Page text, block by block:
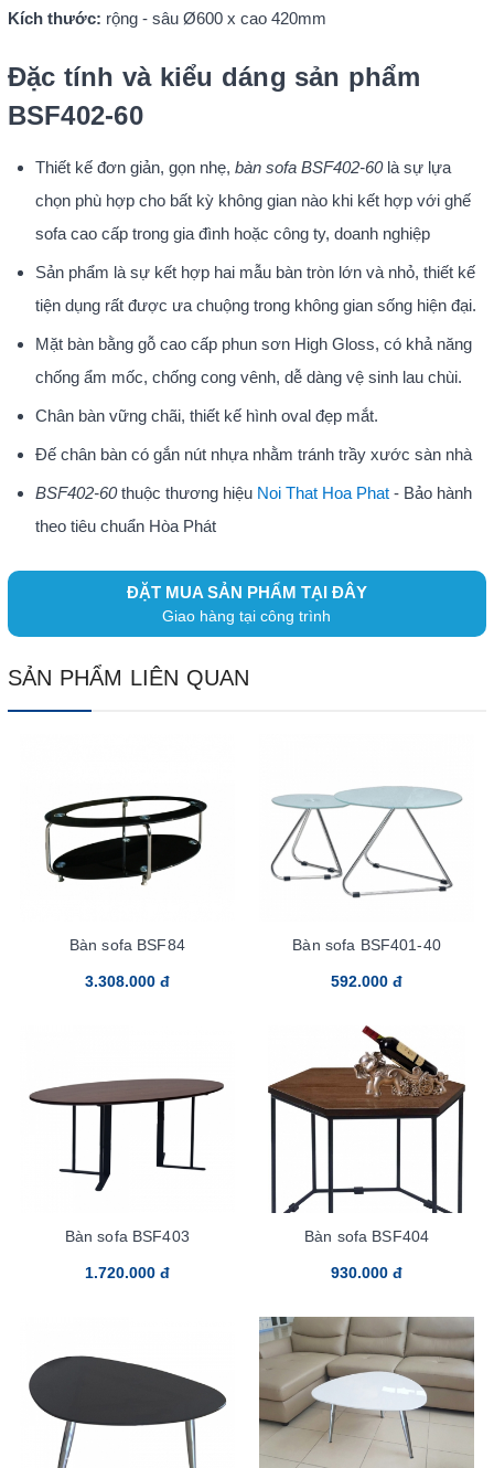
Kích thước: rộng - sâu Ø600 x cao 420mm
Đặc tính và kiểu dáng sản phẩm
BSF402-60
Thiết kế đơn giản, gọn nhẹ, bàn sofa BSF402-60là sự lựa
chọn phù hợp cho bất kỳ không gian nào khi kết hợp với ghế
sofa cao cấp trong gia đình hoặc công ty, doanh nghiệp
Sản phẩm là sự kết hợp hai mẫu bàn tròn lớn và nhỏ, thiết kế
tiện dụng rất được ưa chuộng trong không gian sống hiện đại.
Mặt bàn bằng gỗ cao cấp phun sơn High Gloss, có khả năng
chống ẩm mốc, chống cong vênh, dễ dàng vệ sinh lau chùi.
Chân bàn vững chãi, thiết kế hình oval đẹp mắt.
Đế chân bàn có gắn nút nhựa nhằm tránh trầy xước sàn nhà
BSF402-60thuộc thương hiệu Noi That Hoa Phat- Bảo hành
theo tiêu chuẩn Hòa Phát
ĐẶT MUA SẢN PHẨM TẠI ĐÂY
Giao hàng tại công trình
SẢN PHẨM LIÊN QUAN
Bàn sofa BSF84
3.308.000 đ
Bàn sofa BSF401-40
592.000 đ
Bàn sofa BSF403
1.720.000 đ
Bàn sofa BSF404
930.000 đ